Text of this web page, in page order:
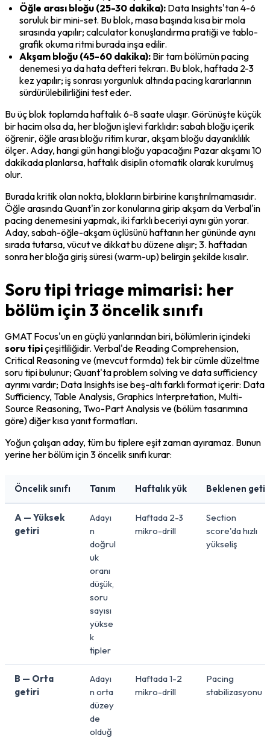
Öğle arası bloğu (25-30 dakika): Data Insights'tan 4-6
soruluk bir mini-set. Bu blok, masa başında kısa bir mola
sırasında yapılır; calculator konuşlandırma pratiği ve tablo-
grafik okuma ritmi burada inşa edilir.
Akşam bloğu (45-60 dakika): Bir tam bölümün pacing
denemesi ya da hata defteri tekrarı. Bu blok, haftada 2-3
kez yapılır; iş sonrası yorgunluk altında pacing kararlarının
sürdürülebilirliğini test eder.
Bu üç blok toplamda haftalık 6-8 saate ulaşır. Görünüşte küçük
bir hacim olsa da, her bloğun işlevi farklıdır: sabah bloğu içerik
öğrenir, öğle arası bloğu ritim kurar, akşam bloğu dayanıklılık
ölçer. Aday, hangi gün hangi bloğu yapacağını Pazar akşamı 10
dakikada planlarsa, haftalık disiplin otomatik olarak kurulmuş
olur.
Burada kritik olan nokta, blokların birbirine karıştırılmamasıdır.
Öğle arasında Quant'in zor konularına girip akşam da Verbal'in
pacing denemesini yapmak, iki farklı beceriyi aynı gün yorar.
Aday, sabah-öğle-akşam üçlüsünü haftanın her gününde aynı
sırada tutarsa, vücut ve dikkat bu düzene alışır; 3. haftadan
sonra her bloğa giriş süresi (warm-up) belirgin şekilde kısalır.
Soru tipi triage mimarisi: her
bölüm için 3 öncelik sınıfı
soru tipi çeşitliliğidir. Verbal'de Reading Comprehension,
Critical Reasoning ve (mevcut formda) tek bir cümle düzeltme
soru tipi bulunur; Quant'ta problem solving ve data sufficiency
ayrımı vardır; Data Insights ise beş-altı farklı format içerir: Data
Sufficiency, Table Analysis, Graphics Interpretation, Multi-
Source Reasoning, Two-Part Analysis ve (bölüm tasarımına
göre) diğer kısa yanıt formatları.
Yoğun çalışan aday, tüm bu tiplere eşit zaman ayıramaz. Bunun
yerine her bölüm için 3 öncelik sınıfı kurar:
Öncelik sınıfı Tanım Haftalık yük Beklenen
A — Yüksek
getiri
Adayı
n
doğrul
uk
oranı
düşük,
soru
sayısı
yükse
k
tipler
Haftada 2-3
mikro-drill
Section
score'da hızlı
yükseliş
B — Orta
getiri
Adayı
n orta
düzey
de
olduğ
Haftada 1-2
mikro-drill
Pacing
stabilizasyonu